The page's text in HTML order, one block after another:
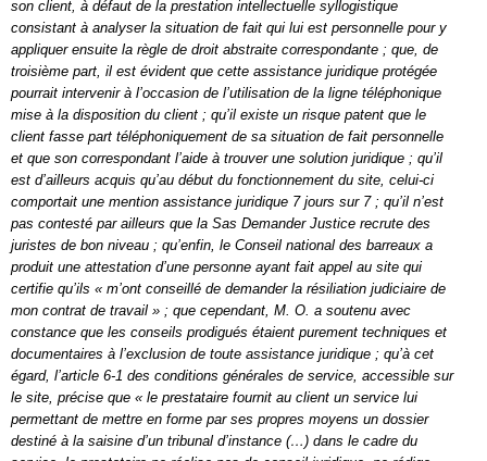
son client, à défaut de la prestation intellectuelle syllogistique
consistant à analyser la situation de fait qui lui est personnelle pour y
appliquer ensuite la règle de droit abstraite correspondante ; que, de
troisième part, il est évident que cette assistance juridique protégée
pourrait intervenir à l’occasion de l’utilisation de la ligne téléphonique
mise à la disposition du client ; qu’il existe un risque patent que le
client fasse part téléphoniquement de sa situation de fait personnelle
et que son correspondant l’aide à trouver une solution juridique ; qu’il
est d’ailleurs acquis qu’au début du fonctionnement du site, celui-ci
comportait une mention assistance juridique 7 jours sur 7 ; qu’il n’est
pas contesté par ailleurs que la Sas Demander Justice recrute des
juristes de bon niveau ; qu’enfin, le Conseil national des barreaux a
produit une attestation d’une personne ayant fait appel au site qui
certifie qu’ils « m’ont conseillé de demander la résiliation judiciaire de
mon contrat de travail » ; que cependant, M. O. a soutenu avec
constance que les conseils prodigués étaient purement techniques et
documentaires à l’exclusion de toute assistance juridique ; qu’à cet
égard, l’article 6-1 des conditions générales de service, accessible sur
le site, précise que « le prestataire fournit au client un service lui
permettant de mettre en forme par ses propres moyens un dossier
destiné à la saisine d’un tribunal d’instance (…) dans le cadre du